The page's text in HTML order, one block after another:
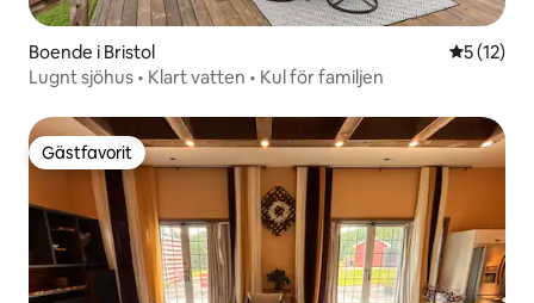
Boende i Bristol 5 av 5 i
5 (12)
Lugnt sjöhus • Klart vatten • Kul för familjen
Gästfavorit
Gästfavorit